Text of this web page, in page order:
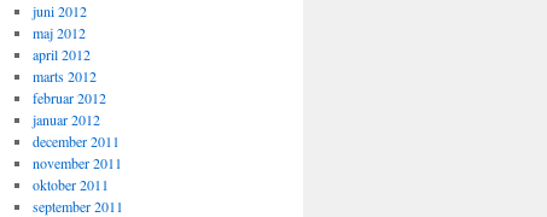
juni 2012
maj 2012
april 2012
marts 2012
februar 2012
januar 2012
december 2011
november 2011
oktober 2011
september 2011